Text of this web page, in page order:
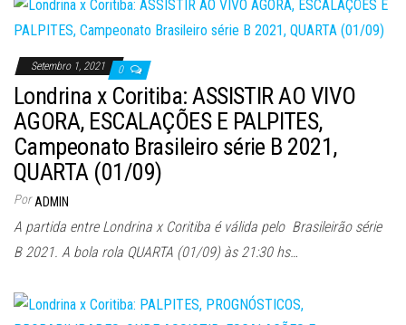
Setembro 1, 2021 0
Londrina x Coritiba: ASSISTIR AO VIVO
AGORA, ESCALAÇÕES E PALPITES,
Campeonato Brasileiro série B 2021,
QUARTA (01/09)
Por ADMIN
A partida entre Londrina x Coritiba é válida pelo Brasileirão série
B 2021. A bola rola QUARTA (01/09) às 21:30 hs…